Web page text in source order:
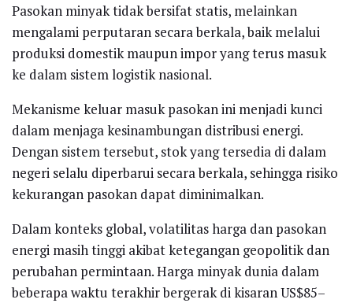
Pasokan minyak tidak bersifat statis, melainkan
mengalami perputaran secara berkala, baik melalui
produksi domestik maupun impor yang terus masuk
ke dalam sistem logistik nasional.
Mekanisme keluar masuk pasokan ini menjadi kunci
dalam menjaga kesinambungan distribusi energi.
Dengan sistem tersebut, stok yang tersedia di dalam
negeri selalu diperbarui secara berkala, sehingga risiko
kekurangan pasokan dapat diminimalkan.
Dalam konteks global, volatilitas harga dan pasokan
energi masih tinggi akibat ketegangan geopolitik dan
perubahan permintaan. Harga minyak dunia dalam
beberapa waktu terakhir bergerak di kisaran US$85–